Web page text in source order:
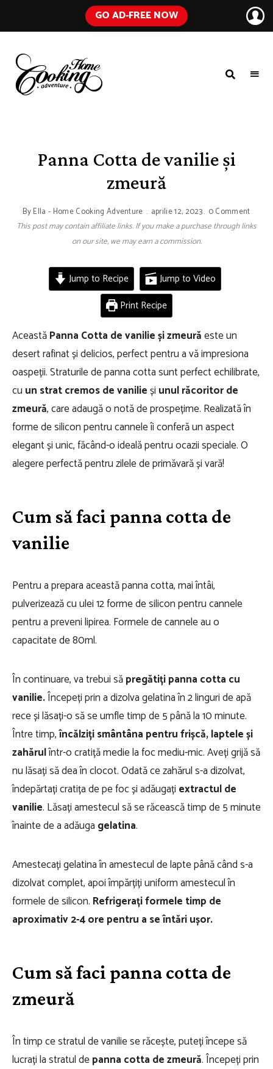
GO AD-FREE NOW
Everyday
IngredientsPanna Cotta de vanilie și
zmeură
ByElla - Home Cooking Adventure aprilie 12, 2023 0 Comment
This post may contain affiliate links. If you make a purchase through links
on our site, we may earn a commission.
Jump to Recipe
Jump to Video
Print Recipe
AceastăPanna Cotta de vanilie și zmeurăeste un
desert rafinat și delicios, perfect pentru a vă impresiona
oaspeții. Straturile de panna cotta sunt perfect echilibrate,
cu un strat cremos de vanilieși unul răcoritor de
zmeură, care adaugă o notă de prospețime. Realizată în
forme de silicon pentru cannele îi conferă un aspect
elegant și unic, făcând-o ideală pentru ocazii speciale. O
alegere perfectă pentru zilele de primăvară și vară!
Cum să faci panna cotta de
vanilie
Pentru a prepara această panna cotta, mai întâi,
pulverizează cu ulei 12 forme de silicon pentru cannele
pentru a preveni lipirea. Formele de cannele au o
capacitate de 80ml.
În continuare, va trebui săpregătiți panna cotta cu
vanilie.Începeți prin a dizolva gelatina în 2 linguri de apă
rece și lăsați-o să se umfle timp de 5 până la 10 minute.
Între timp,încălziți smântâna pentru frișcă, laptele și
zahărulîntr-o cratiță medie la foc mediu-mic. Aveți grijă să
nu lăsați să dea în clocot. Odată ce zahărul s-a dizolvat,
îndepărtați cratița de pe foc și adăugați extractul de
vanilie. Lăsați amestecul să se răcească timp de 5 minute
înainte de a adăuga gelatina.
Amestecați gelatina în amestecul de lapte până când s-a
dizolvat complet, apoi împărțiți uniform amestecul în
formele de silicon. Refrigerați formele timp de
aproximativ 2-4 ore pentru a se întări ușor.
Cum să faci panna cotta de
zmeură
În timp ce stratul de vanilie se răcește, puteți începe să
lucrați la stratul depanna cotta de zmeură. Începeți prin